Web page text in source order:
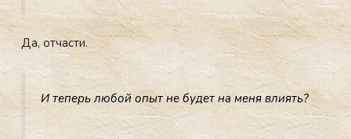
Да, от­части.
И те­перь лю­бой опыт не бу­дет на ме­ня вли­ять?